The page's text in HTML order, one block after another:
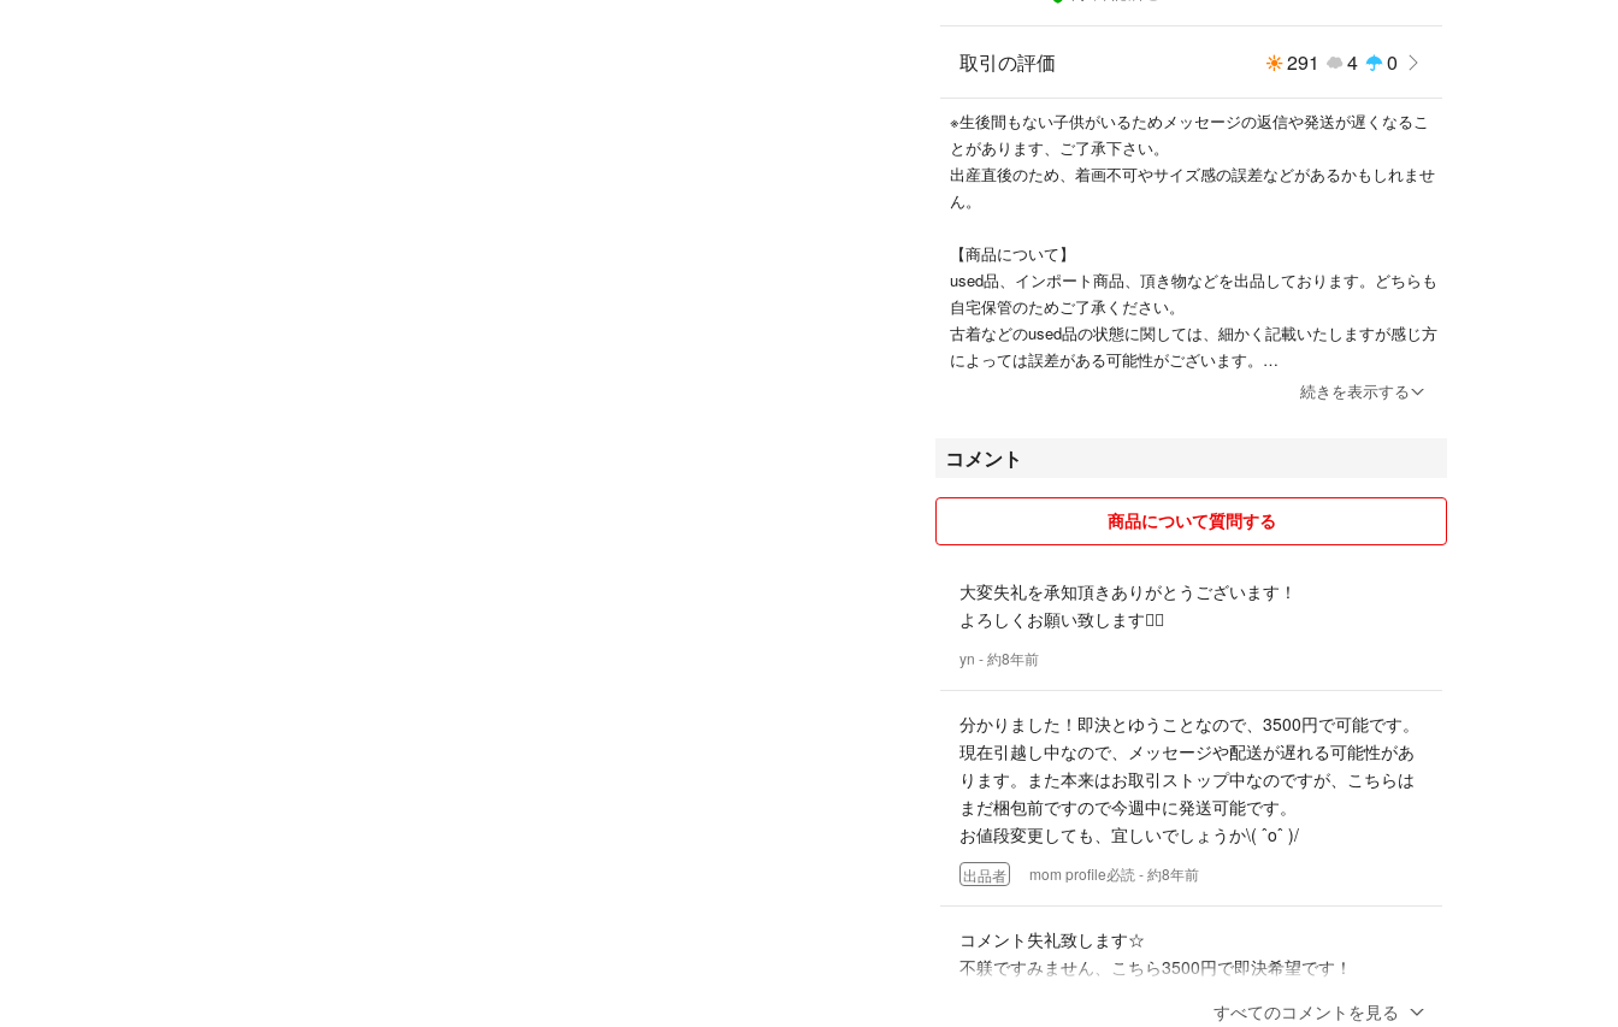
取引の評価 291 4 0
※生後間もない子供がいるためメッセージの返信や発送が遅くなるこ
とがあります、ご了承下さい。
出産直後のため、着画不可やサイズ感の誤差などがあるかもしれませ
ん。
【商品について】
used品、インポート商品、頂き物などを出品しております。どちらも
自宅保管のためご了承ください。
古着などのused品の状態に関しては、細かく記載いたしますが感じ方
によっては誤差がある可能性がございます。
インポート商品は海外製になりますので、発送が遅くなったり商品の
【採寸について】
素人採寸の為誤差が生じることがあります。また基本的には平置き採
簡易包装になります。発送方法はコンビニ、郵便局等で安い方法でお
送り致します。発送中の事故に関しまして、責任を負いかねますので
ご了承下さい。
【お値下げ・コメントについて】
お値下げ希望の場合、希望額を提示のうえコメントをお願い致しま
す。ご希望に添えないこともございます。
コメント逃げはおやめください。
・購入後の写真、着用画像の無断転載お断りします
・他フリマアプリで販売中の為突然削除する可能性があります
お断りさせて頂く可能性があります
・ノークレーム、ノーリターンでお願い致します。
・コメント逃げや、マナーの悪い方、悪い評価の多い方
続きを表示する
コメント
商品について質問する
大変失礼を承知頂きありがとうございます！
よろしくお願い致します🙇‍♀️
yn - 約8年前
分かりました！即決とゆうことなので、3500円で可能です。
現在引越し中なので、メッセージや配送が遅れる可能性があ
ります。また本来はお取引ストップ中なのですが、こちらは
まだ梱包前ですので今週中に発送可能です。
お値段変更しても、宜しいでしょうか\( ˆoˆ )/
出品者 mom profile必読- 約8年前
コメント失礼致します☆
不躾ですみません、こちら3500円で即決希望です！
すべてのコメントを見る